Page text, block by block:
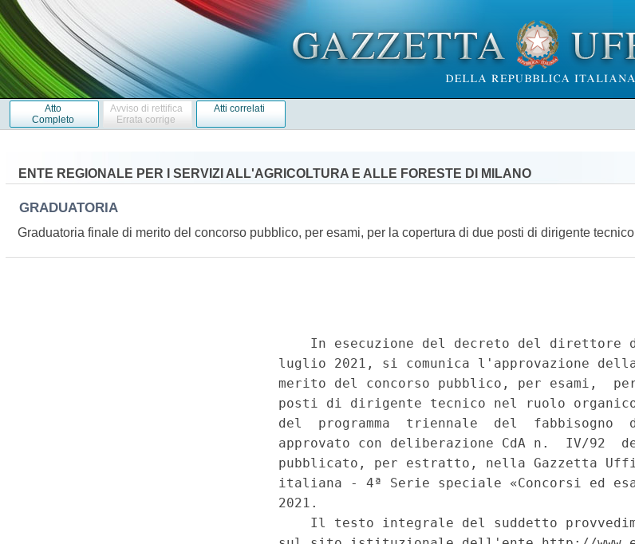
Atto
Completo
Avviso di rettifica
Errata corrige
Atti correlati
ENTE REGIONALE PER I SERVIZI ALL'AGRICOLTURA E ALLE FORESTE DI MILANO
GRADUATORIA
Graduatoria finale di merito del concorso pubblico, per esami, per la copertura di due posti di dirigente tecnico